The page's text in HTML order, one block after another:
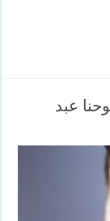
عبد